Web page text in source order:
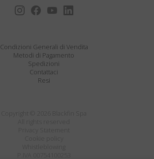
Condizioni Generali di Vendita
Metodi di Pagamento
Spedizioni
Contattaci
Resi
Privacy Statement